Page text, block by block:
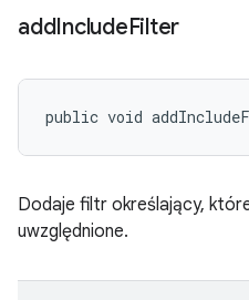
addIncludeFilter
public void
Dodaje filtr określający,
uwzględnione.